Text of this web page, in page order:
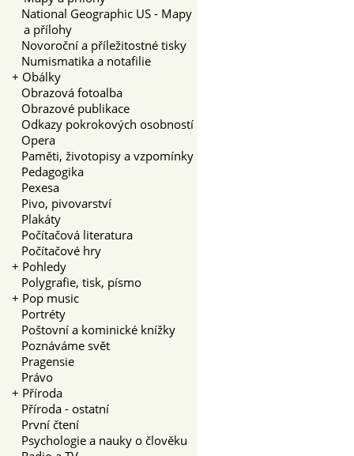
National Geographic US - Mapy
a přílohy
Novoroční a příležitostné tisky
Numismatika a notafilie
+ Obálky
Obrazová fotoalba
Obrazové publikace
Odkazy pokrokových osobností
Opera
Paměti, životopisy a vzpomínky
Pedagogika
Pexesa
Pivo, pivovarství
Plakáty
Počítačová literatura
Počítačové hry
+ Pohledy
Polygrafie, tisk, písmo
+ Pop music
Portréty
Poštovní a kominické knížky
Poznáváme svět
Pragensie
Právo
+ Příroda
Příroda - ostatní
První čtení
Psychologie a nauky o člověku